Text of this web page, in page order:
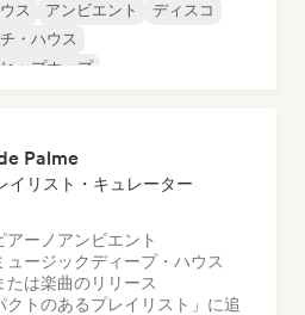
ス アンビエント
ディスコ
・ハウス
ヒップホップ
Palme
イリスト・キュレーター
アーノ アンビエント
ュージックディープ・ハウス
たは楽曲のリリース
トのあるプレイリスト」に追